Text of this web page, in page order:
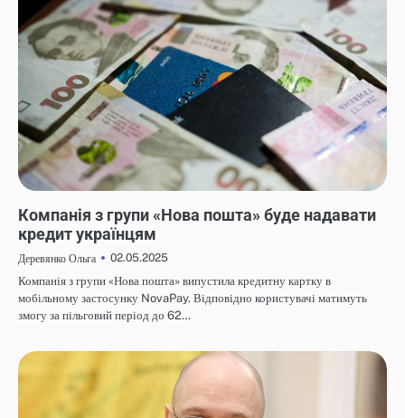
Компанія з групи «Нова пошта» буде надавати
кредит українцям
Деревянко Ольга
02.05.2025
Компанія з групи «Нова пошта» випустила кредитну картку в
мобільному застосунку NovaPay. Відповідно користувачі матимуть
змогу за пільговий період до 62…